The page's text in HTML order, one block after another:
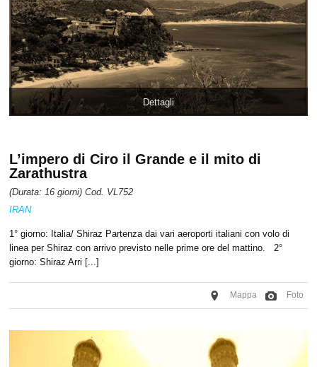
Dettagli
L’impero di Ciro il Grande e il mito di
Zarathustra
(Durata: 16 giorni) Cod. VL752
IRAN
1° giorno: Italia/ Shiraz Partenza dai vari aeroporti italiani con volo di
linea per Shiraz con arrivo previsto nelle prime ore del mattino. 2°
giorno: Shiraz Arri [...]
Foto
Mappa